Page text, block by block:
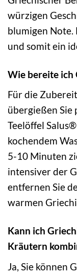
würzigen
blumigen Note.
und somit ein
Wie bereite ich
Für die
übergießen Sie
Teelöffel
kochendem
5-10 Minuten
intensiver der
entfernen Sie
warmen
Kann ich
Kräutern
Ja, Sie können